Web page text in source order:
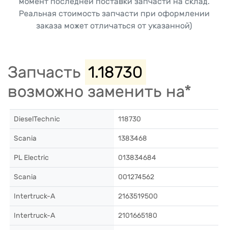
Реальная стоимость запчасти при оформлении
заказа может отличаться от указанной)
Запчасть 1.18730
возможно заменить на*
DieselTechnic 118730
Scania 1383468
PL Electric 013834684
Scania 001274562
Intertruck-A 2163519500
Intertruck-A 2101665180